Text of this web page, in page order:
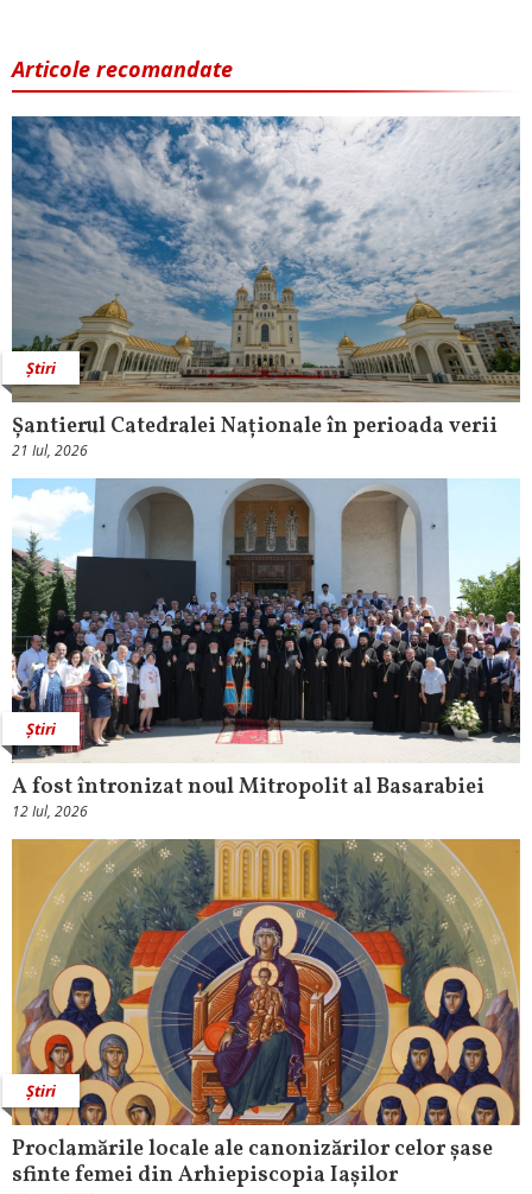
Articole recomandate
Știri
Șantierul Catedralei Naționale în perioada verii
21 Iul, 2026
Știri
A fost întronizat noul Mitropolit al Basarabiei
12 Iul, 2026
Știri
Proclamările locale ale canonizărilor celor șase
sfinte femei din Arhiepiscopia Iașilor